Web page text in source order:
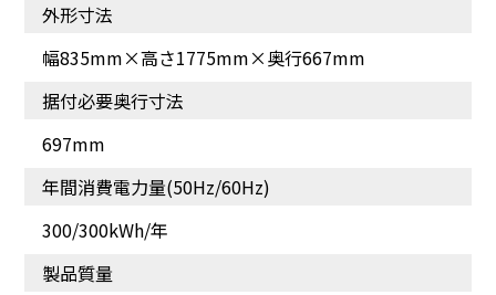
それぞれに便利な2段ボッ
外形寸法
幅835mm×高さ1775mm×奥行667mm
据付必要奥行寸法
697mm
年間消費電力量(50Hz/60Hz)
300/300kWh/年
製品質量